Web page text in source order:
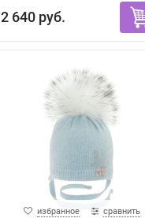
2 640 руб.
избранное сравнить